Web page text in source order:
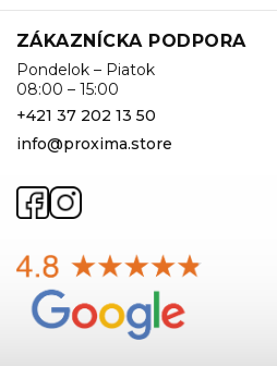
ZÁKAZNÍCKA PODPORA
Pondelok – Piatok
08:00 – 15:00
+421 37 202 13 50
info@proxima.store